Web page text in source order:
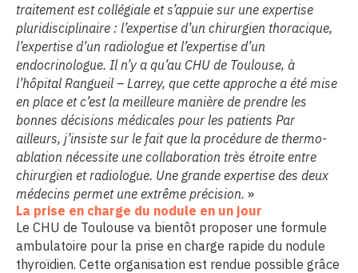
traitement est collégiale et s’appuie sur une expertise
pluridisciplinaire : l’expertise d’un chirurgien thoracique,
l’expertise d’un radiologue et l’expertise d’un
endocrinologue. Il n’y a qu’au CHU de Toulouse, à
l’hôpital Rangueil – Larrey, que cette approche a été mise
en place et c’est la meilleure manière de prendre les
bonnes décisions médicales pour les patients Par
ailleurs, j’insiste sur le fait que la procédure de thermo-
ablation nécessite une collaboration très étroite entre
chirurgien et radiologue. Une grande expertise des deux
médecins permet une extrême précision. »
La prise en charge du nodule en un jour
Le CHU de Toulouse va bientôt proposer une formule
ambulatoire pour la prise en charge rapide du nodule
thyroïdien. Cette organisation est rendue possible grâce